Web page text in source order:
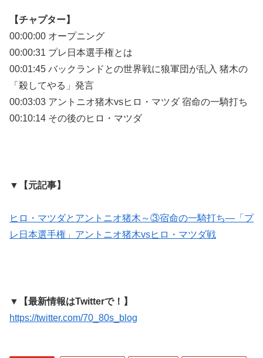
【チャプター】
00:00:00 オープニング
00:00:31 プレ日本選手権とは
00:01:45 バックランドとの世界戦に狼軍団が乱入 猪木の
「殺してやる」発言
00:03:03 アントニオ猪木vsヒロ・マツダ 宿命の一騎打ち
00:10:14 その後のヒロ・マツダ
▼【元記事】
ヒロ・マツダとアントニオ猪木～③宿命の一騎打ち―「プ
レ日本選手権」アントニオ猪木vsヒロ・マツダ戦
▼【最新情報はTwitterで！】
https://twitter.com/70_80s_blog